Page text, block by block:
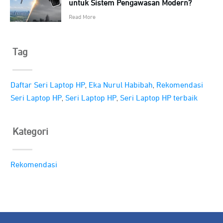
untuk Sistem Pengawasan Modern?
Read More
Tag
Daftar Seri Laptop HP, Eka Nurul Habibah, Rekomendasi
Seri Laptop HP, Seri Laptop HP, Seri Laptop HP terbaik
Kategori
Rekomendasi